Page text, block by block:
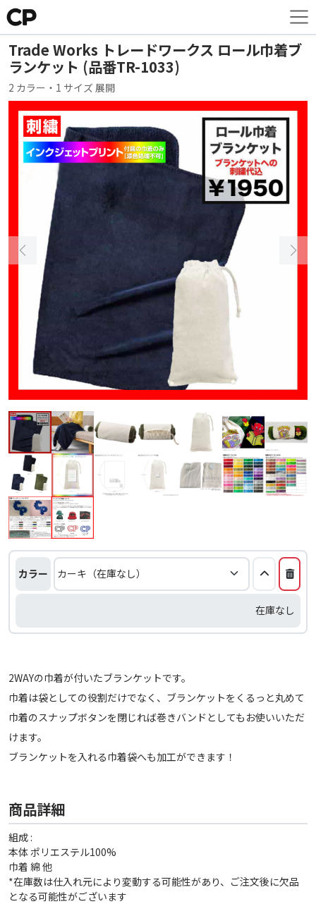
Trade Works トレードワークス ロール巾着ブ
ランケット (品番TR-1033)
2 カラー・1 サイズ 展開
カラー
在庫なし
2WAYの巾着が付いたブランケットです。
巾着は袋としての役割だけでなく、ブランケットをくるっと丸めて
巾着のスナップボタンを閉じれば巻きバンドとしてもお使いいただ
けます。
ブランケットを入れる巾着袋へも加工ができます！
商品詳細
組成 :
本体 ポリエステル100%
巾着 綿 他
*在庫数は仕入れ元により変動する可能性があり、ご注文後に欠品
となる可能性がございます